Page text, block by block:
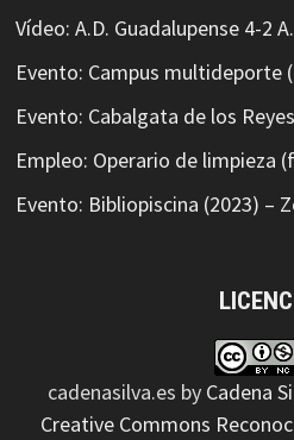
Vídeo: A.D. Guadalupense 4-2
Evento: Campus multideporte
Evento: Cabalgata de los
Empleo: Operario de limpieza
Evento: Bibliopiscina (2023) –
cadenasilva.es by Cadena
Creative Commons